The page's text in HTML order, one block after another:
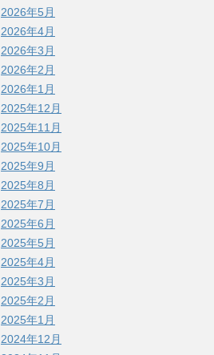
2026年5月
2026年4月
2026年3月
2026年2月
2026年1月
2025年12月
2025年11月
2025年10月
2025年9月
2025年8月
2025年7月
2025年6月
2025年5月
2025年4月
2025年3月
2025年2月
2025年1月
2024年12月